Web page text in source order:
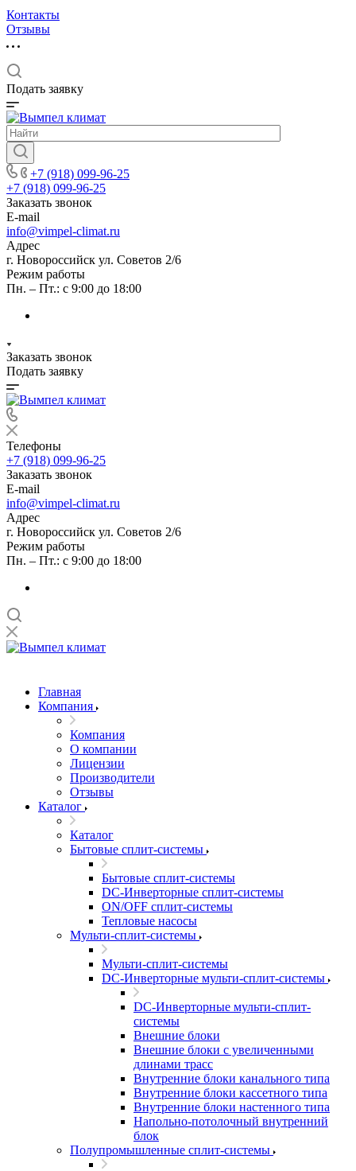
Контакты
Отзывы
Подать заявку
+7 (918) 099-96-25
+7 (918) 099-96-25
Заказать звонок
E-mail
info@vimpel-climat.ru
Адрес
г. Новороссийск ул. Советов 2/6
Режим работы
Пн. – Пт.: с 9:00 до 18:00
Заказать звонок
Подать заявку
Телефоны
+7 (918) 099-96-25
Заказать звонок
E-mail
info@vimpel-climat.ru
Адрес
г. Новороссийск ул. Советов 2/6
Режим работы
Пн. – Пт.: с 9:00 до 18:00
Главная
Компания
Компания
О компании
Лицензии
Производители
Отзывы
Каталог
Каталог
Бытовые сплит-системы
Бытовые сплит-системы
DC-Инверторные сплит-системы
ON/OFF сплит-системы
Тепловые насосы
Мульти-сплит-системы
Мульти-сплит-системы
DC-Инверторные мульти-сплит-системы
DC-Инверторные мульти-сплит-
системы
Внешние блоки
Внешние блоки с увеличенными
длинами трасс
Внутренние блоки канального типа
Внутренние блоки кассетного типа
Внутренние блоки настенного типа
Напольно-потолочный внутренний
блок
Полупромышленные сплит-системы